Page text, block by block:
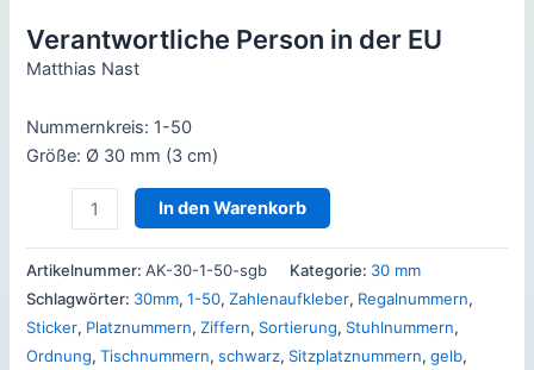
Verantwortliche Person in der EU
Matthias Nast
Nummernkreis: 1-50
Größe: Ø 30 mm (3 cm)
Zahlenaufkleber
Menge
In den Warenkorb
Artikelnummer:AK-30-1-50-sgb Kategorie: 30 mm
Schlagwörter: 30mm,1-50,Zahlenaufkleber, Regalnummern,
Sticker, Platznummern,Ziffern, Sortierung, Stuhlnummern,
Ordnung,Tischnummern,schwarz, Sitzplatznummern,gelb,